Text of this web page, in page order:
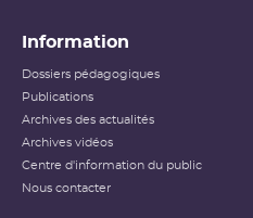
Information
Dossiers pédagogiques
Publications
Archives des actualités
Archives vidéos
Centre d'information du public
Nous contacter